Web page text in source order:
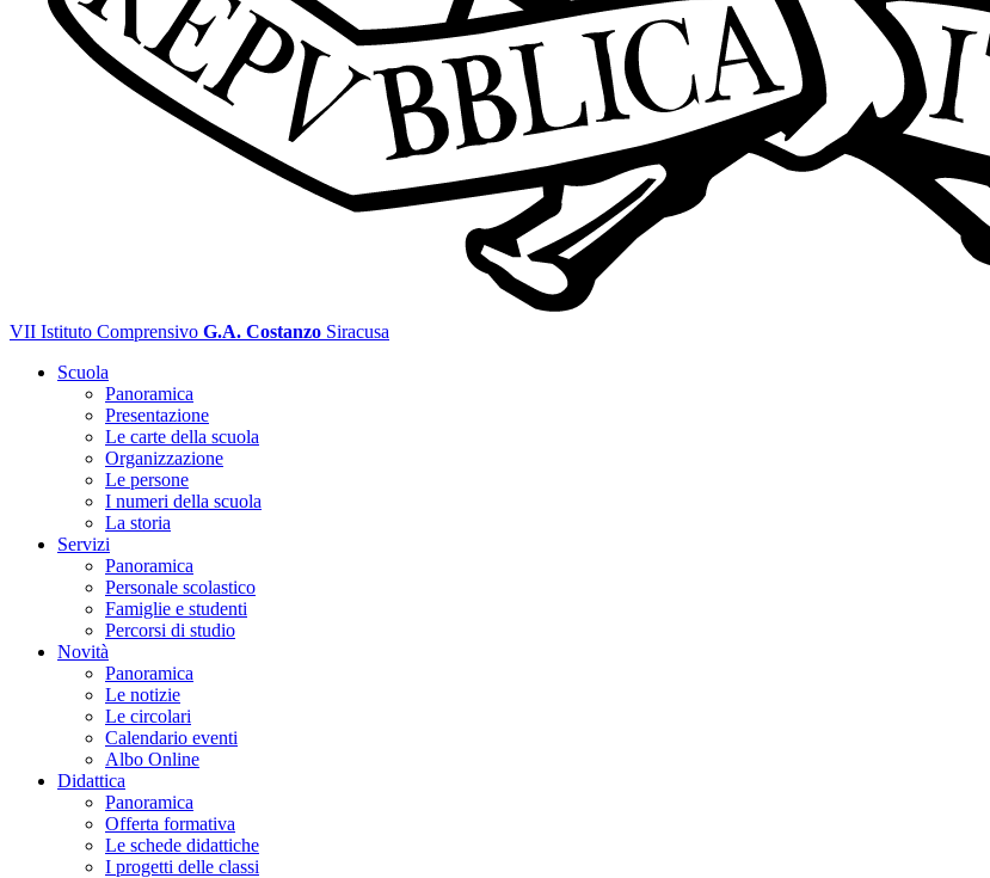
VII Istituto Comprensivo G.A. Costanzo Siracusa
Scuola
Panoramica
Presentazione
Le carte della scuola
Organizzazione
Le persone
I numeri della scuola
La storia
Servizi
Panoramica
Personale scolastico
Famiglie e studenti
Percorsi di studio
Novità
Panoramica
Le notizie
Le circolari
Calendario eventi
Albo Online
Didattica
Panoramica
Offerta formativa
Le schede didattiche
I progetti delle classi